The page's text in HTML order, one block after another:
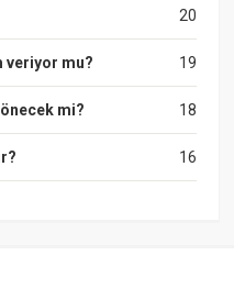
20
19
veriyor mu?
18
mi?
16